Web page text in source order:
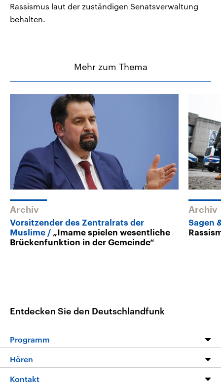
Rassismus laut der zuständigen Senatsverwaltung
behalten.
Mehr zum Thema
Archiv
Vorsitzender des Zentralrats der
Muslime
„Imame spielen wesentliche
Brückenfunktion in der Gemeinde“
Archiv
Sagen
Entdecken Sie den Deutschlandfunk
Programm
Programm
Hören
Livestream
Kontakt